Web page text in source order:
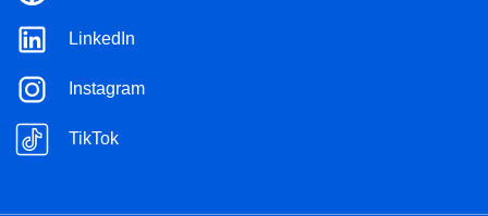
LinkedIn
Instagram
TikTok